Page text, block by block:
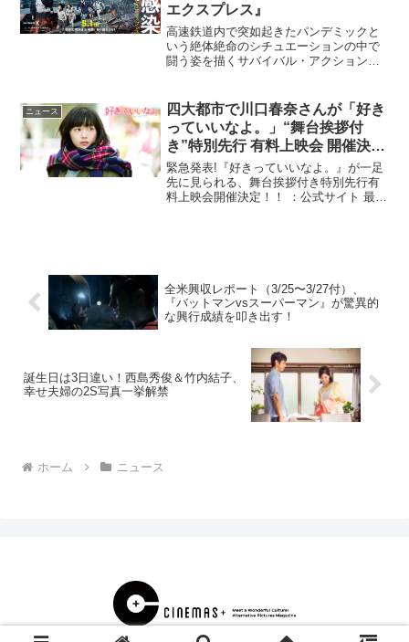
エクスプレス』
高速鉄道内で突如起きたパンデミックと
いう絶体絶命のシチュエーションの中で
闘う姿を描くサバイバル・アクション映
て話題の「ScreenX」バージョンの特別
予告映像が公開...
ニュース
四大都市で川口春奈さんが「好き
っていいなよ。」“舞台挨拶付
き”特別先行 有料上映会 開催決定
♪
緊急発表!『好きっていいなよ。』が一足
先に見られる、舞台挨拶付き特別先行有
料上映会開催決定！！ ：公式サイト 最新
全米興収レポート（3/25〜3/27付）、
『バットマンvsスーパーマン』が驚異的
な興行成績を叩き出す！
誕生日は3日違い！西島秀俊＆竹内結子、
幸せ夫婦の2S写真一挙解禁
ホーム ニュース